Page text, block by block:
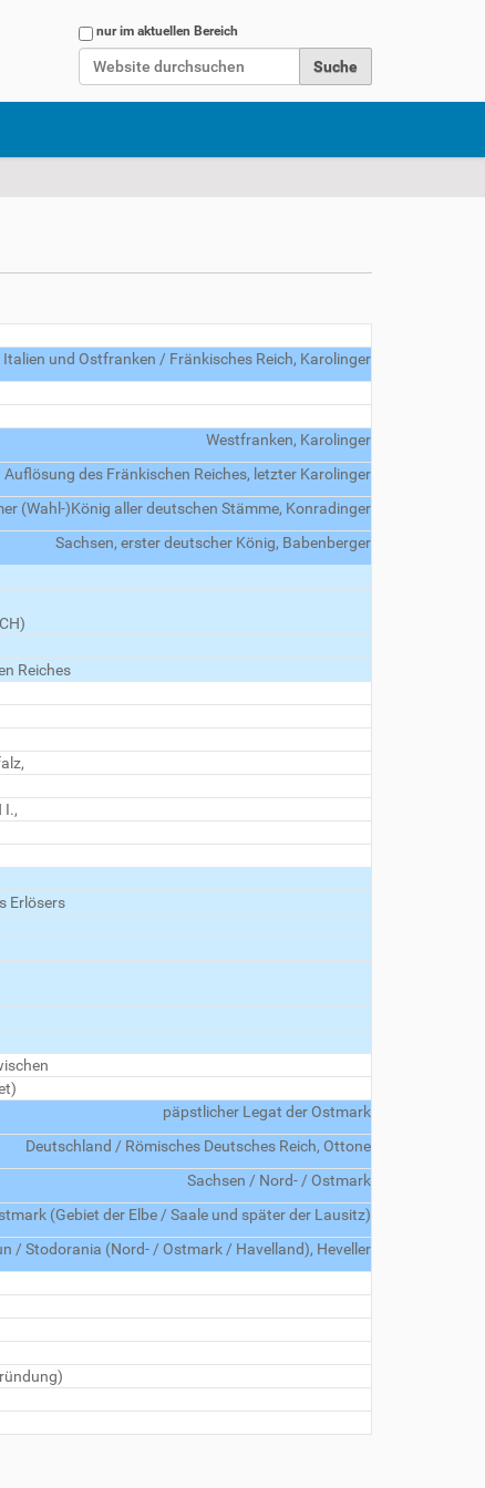
Website durchsuchen
nur im aktuellen Bereich
Italien und Ostfranken / Fränkisches Reich, Karolinger
Westfranken, Karolinger
Auflösung des Fränkischen Reiches, letzter Karolinger
(Wahl-)König aller deutschen Stämme, Konradinger
Sachsen, erster deutscher König, Babenberger
Reiches
I.,
Erlösers
päpstlicher Legat der Ostmark
Deutschland / Römisches Deutsches Reich, Ottone
Sachsen / Nord- / Ostmark
(Gebiet der Elbe / Saale und später der Lausitz)
/ Stodorania (Nord- / Ostmark / Havelland), Heveller